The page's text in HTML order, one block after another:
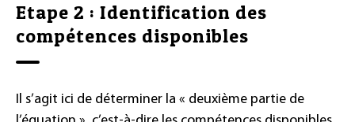
Etape 2 : Identification des
compétences disponibles
Il s’agit ici de déterminer la « deuxième partie de